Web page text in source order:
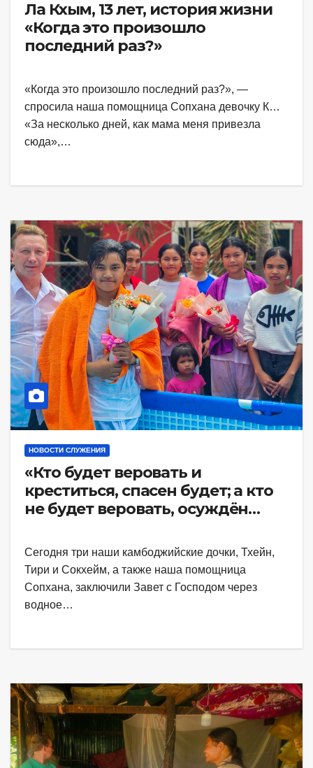
Ла Кхым, 13 лет, история жизни
«Когда это произошло
последний раз?»
«Когда это произошло последний раз?», —
спросила наша помощница Сопхана девочку К…
«За несколько дней, как мама меня привезла
сюда»,…
НОВОСТИ СЛУЖЕНИЯ
«Кто будет веровать и
креститься, спасен будет; а кто
не будет веровать, осуждён
Сегодня три наши камбоджийские дочки, Тхейн,
Тири и Сокхейм, а также наша помощница
Сопхана, заключили Завет с Господом через
водное…